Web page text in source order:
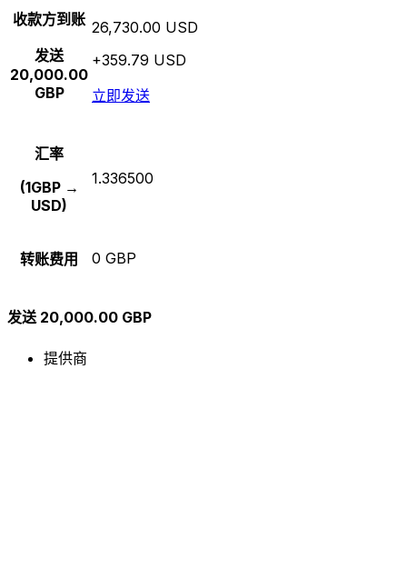
收款方到账
发送
20,000.00
GBP
26,730.00 USD
+359.79 USD
立即发送
汇率
(1GBP →
USD)
1.336500
转账费用 0 GBP
发送 20,000.00 GBP
提供商